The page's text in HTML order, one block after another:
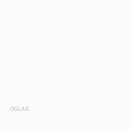
OGLAS